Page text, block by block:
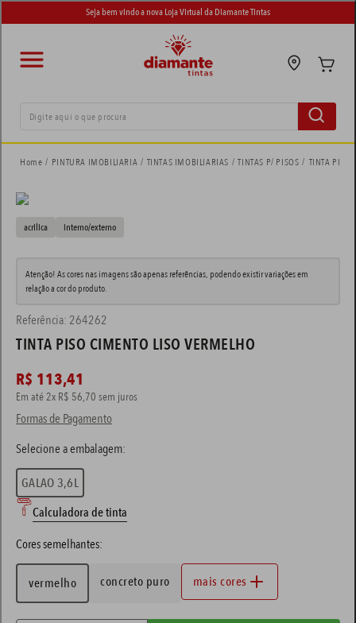
Seja bem vindo a nova Loja Virtual da Diamante Tintas
PINTURA IMOBILIARIA TINTAS IMOBILIARIAS TINTAS P/ PISOS TINTA PISO
acrilica interno/externo
Atenção! As cores nas imagens são apenas referências, podendo existir variações em
relação a cor do produto.
Referência: 264262
TINTA PISO CIMENTO LISO VERMELHO
R$ 113,41
Em até2x R$ 56,70 sem juros
Formas de Pagamento
GALAO 3,6L
Calculadora de tinta
Cores semelhantes:
vermelho concreto puro mais cores
termos mais buscados
º tinta eucatex
4º tinta piso
5º tinta branca
º spray
7º
8 º tinta coral
9º massa corrida
10º